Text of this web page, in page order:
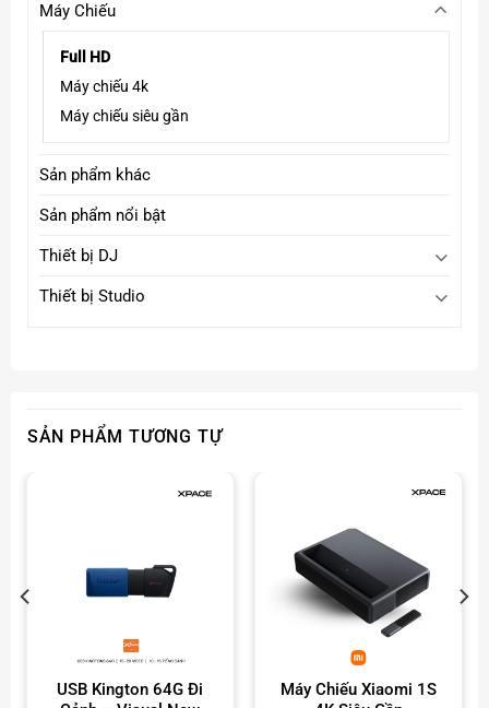
Máy Chiếu
Full HD
Máy chiếu 4k
Máy chiếu siêu gần
Sản phẩm khác
Sản phẩm nổi bật
Thiết bị DJ
Thiết bị Studio
SẢN PHẨM TƯƠNG TỰ
USB Kington 64G Đi
Máy Chiếu Xiaomi 1S